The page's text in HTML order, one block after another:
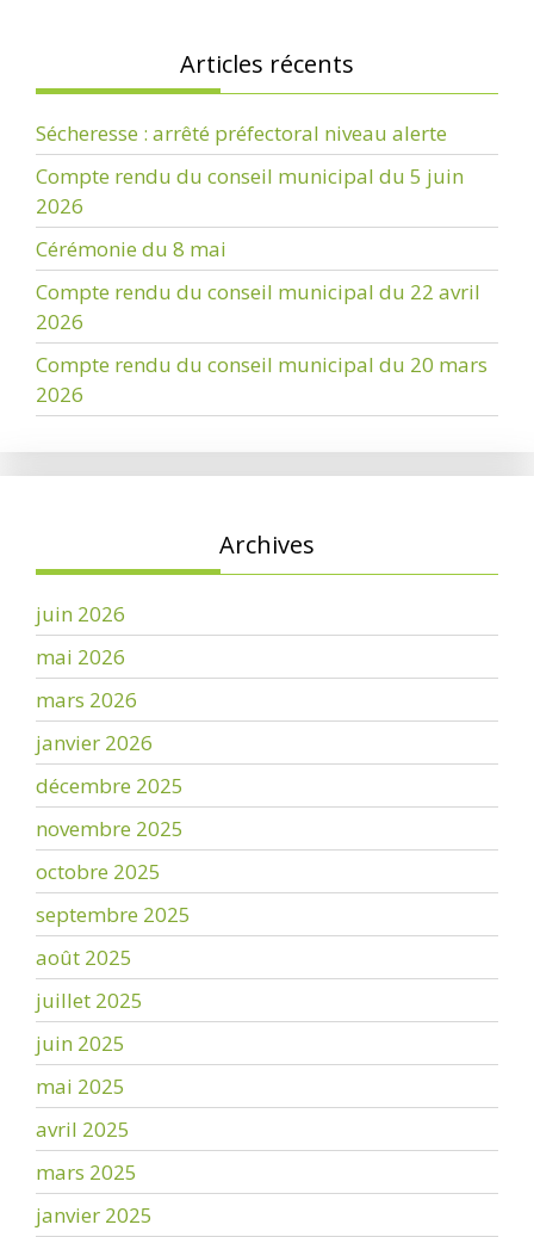
Articles récents
Sécheresse : arrêté préfectoral niveau alerte
Compte rendu du conseil municipal du 5 juin
2026
Cérémonie du 8 mai
Compte rendu du conseil municipal du 22 avril
2026
Compte rendu du conseil municipal du 20 mars
2026
Archives
juin 2026
mai 2026
mars 2026
janvier 2026
décembre 2025
novembre 2025
octobre 2025
septembre 2025
août 2025
juillet 2025
juin 2025
mai 2025
avril 2025
mars 2025
janvier 2025